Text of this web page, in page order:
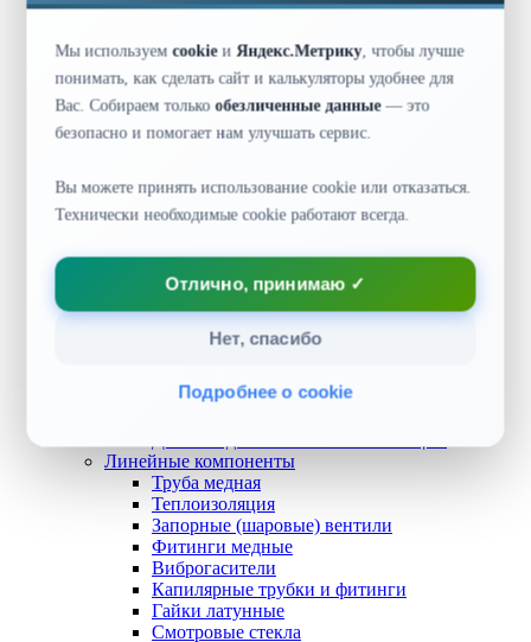
Аксессуары для компрессоров
Запчасти для компрессоров
Моноблоки и сплит-системы
Конденсаторы
Воздухоохладители
Вентиляторы
Сосуды высокого давления
Автоматика
Терморегулирующий вентиль (ТРВ)
Регулятор давления
Обратный клапан
Сервоприводный вентиль
Регулятор скорости вращения
Регуляторы температуры масла
Линейные компоненты
Труба медная
Теплоизоляция
Запорные (шаровые) вентили
Фитинги медные
Виброгасители
Капилярные трубки и фитинги
Гайки латунные
Смотровые стекла
Мы используемcookieиЯндекс.Метрику, чтобы лучше
понимать, как сделать сайт и калькуляторы удобнее для
Вас. Собираем толькообезличенные данные— это
безопасно и помогает нам улучшать сервис.
Вы можете принять использование cookie или отказаться.
Технически необходимые cookie работают всегда.
Отлично, принимаю ✓
Нет, спасибо
Подробнее о cookie
📞 8 800 500-40-63